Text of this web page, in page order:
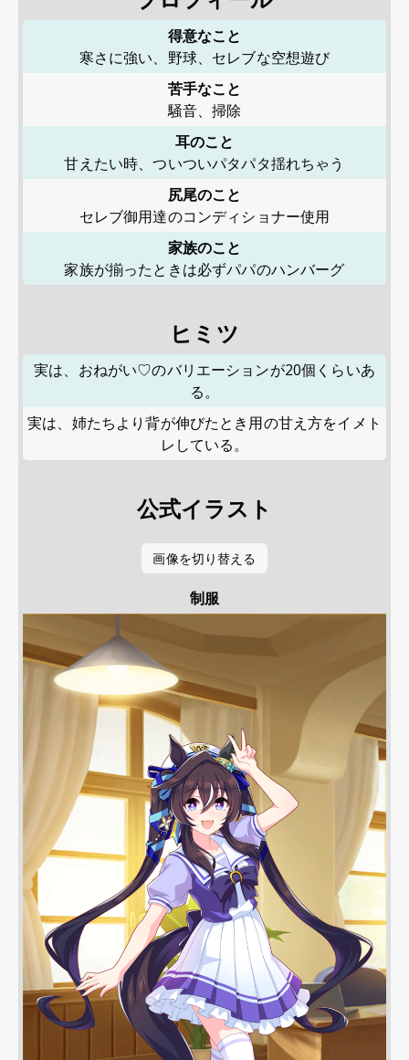
得意なこと
寒さに強い、野球、セレブな空想遊び
苦手なこと
騒音、掃除
耳のこと
甘えたい時、ついついパタパタ揺れちゃう
尻尾のこと
セレブ御用達のコンディショナー使用
家族のこと
家族が揃ったときは必ずパパのハンバーグ
ヒミツ
実は、おねがい♡のバリエーションが20個くらいあ
る。
実は、姉たちより背が伸びたとき用の甘え方をイメト
レしている。
公式イラスト
画像を切り替える
制服